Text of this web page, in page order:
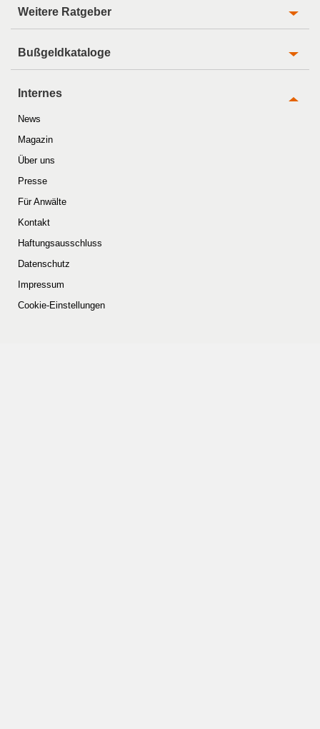
Weitere Ratgeber
Bußgeldkataloge
Internes
News
Magazin
Über uns
Presse
Für Anwälte
Kontakt
Haftungsausschluss
Datenschutz
Impressum
Cookie-Einstellungen